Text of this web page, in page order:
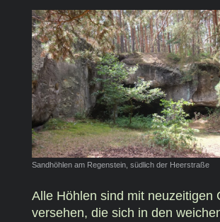
Sandhöhlen am Regenstein, südlich der Heerstraße
Alle Höhlen sind mit neuzeitigen
versehen, die sich in den